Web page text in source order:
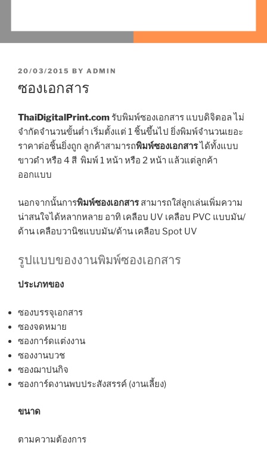
P
S
E
O
N
20/03/2015 BY ADMIN
ซองเอกสาร
ThaiDigitalPrint.com รับพิมพ์ซองเอกสาร แบบดิจิตอล ไม่
จำกัดจำนวนขั้นต่ำ เริ่มตั้งแต่ 1 ชิ้นขึ้นไป ยิ่งพิมพ์จำนวนเยอะ
ราคาต่อชิ้นยิ่งถูก ลูกค้าสามารถพิมพ์ซองเอกสารได้ทั้งแบบ
ขาวดำ หรือ 4 สี พิมพ์ 1 หน้า หรือ 2 หน้า แล้วแต่ลูกค้า
ออกแบบ
นอกจากนั้นการพิมพ์ซองเอกสารสามารถใส่ลูกเล่นเพิ่มความ
น่าสนใจได้หลากหลาย อาทิ เคลือบ UV เคลือบ PVC แบบมัน/
ด้าน เคลือบวานิชแบบมัน/ด้าน เคลือบ Spot UV
รูปแบบของงานพิมพ์ซองเอกสาร
ประเภทของ
ซองบรรจุเอกสาร
ซองจดหมาย
ซองการ์ดแต่งงาน
ซองงานบวช
ซองฌาปนกิจ
ซองการ์ดงานพบประสังสรรค์ (งานเลี้ยง)
ขนาด
ตามความต้องการ